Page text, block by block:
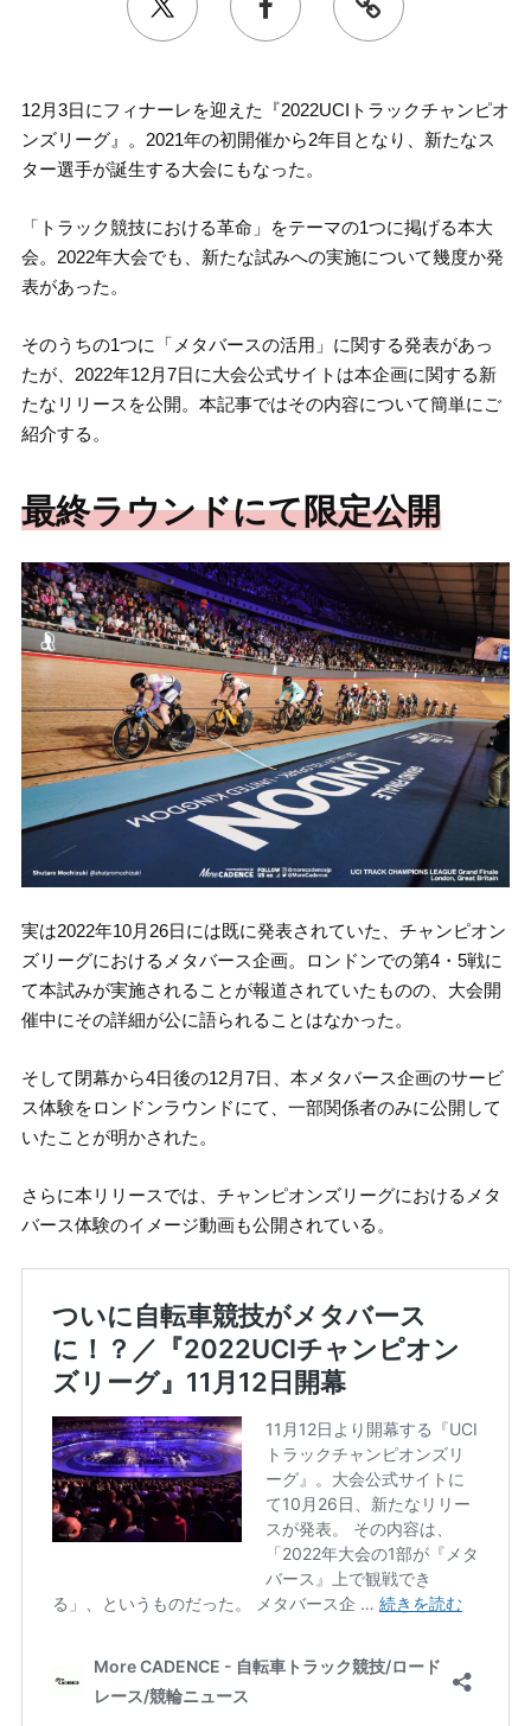
12月3日にフィナーレを迎えた『2022UCIトラックチャンピオ
ンズリーグ』。2021年の初開催から2年目となり、新たなス
ター選手が誕生する大会にもなった。
「トラック競技における革命」をテーマの1つに掲げる本大
会。2022年大会でも、新たな試みへの実施について幾度か発
表があった。
そのうちの1つに「メタバースの活用」に関する発表があっ
たが、2022年12月7日に大会公式サイトは本企画に関する新
たなリリースを公開。本記事ではその内容について簡単にご
紹介する。
最終ラウンドにて限定公開
実は2022年10月26日には既に発表されていた、チャンピオン
ズリーグにおけるメタバース企画。ロンドンでの第4・5戦に
て本試みが実施されることが報道されていたものの、大会開
催中にその詳細が公に語られることはなかった。
そして閉幕から4日後の12月7日、本メタバース企画のサービ
ス体験をロンドンラウンドにて、一部関係者のみに公開して
いたことが明かされた。
さらに本リリースでは、チャンピオンズリーグにおけるメタ
バース体験のイメージ動画も公開されている。